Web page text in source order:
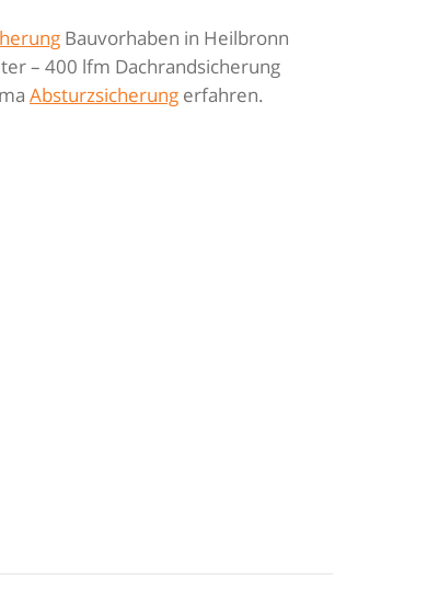
Bauvorhaben in Heilbronn
– 400 lfm Dachrandsicherung
Absturzsicherung erfahren.